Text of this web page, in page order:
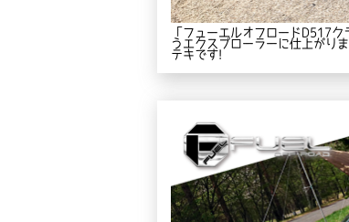
「フューエルオフロードD517
うエクスプローラーに仕上がり
テキです!